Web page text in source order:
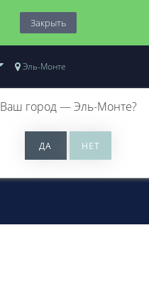
Закрыть
Эль-Монте
Ваш город —Эль-Монте?
0